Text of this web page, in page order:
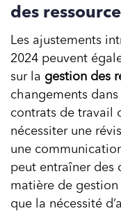
des
Les ajustements
2024 peuvent
sur la gestion des
changements dans
contrats de travail
nécessiter une
une
peut entraîner des
matière de gestion
que la nécessité